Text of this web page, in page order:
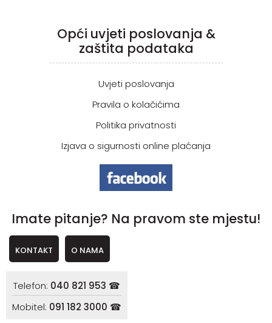
Opći uvjeti poslovanja &
zaštita podataka
Uvjeti poslovanja
Pravila o kolačićima
Politika privatnosti
Izjava o sigurnosti online plaćanja
Imate pitanje? Na pravom ste mjestu!
KONTAKT O NAMA
Telefon: 040 821 953 ☎
Mobitel: 091 182 3000 ☎